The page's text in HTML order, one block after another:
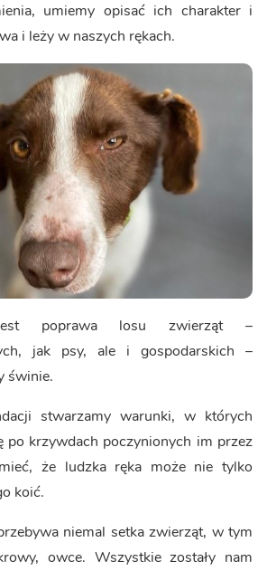
umiemy opisać ich charakter i
i leży w naszych rękach.
poprawa losu zwierząt –
jak psy, ale i gospodarskich –
świnie.
stwarzamy warunki, w których
po krzywdach poczynionych im przez
że ludzka ręka może nie tylko
koić.
niemal setka zwierząt, w tym
owce. Wszystkie zostały nam